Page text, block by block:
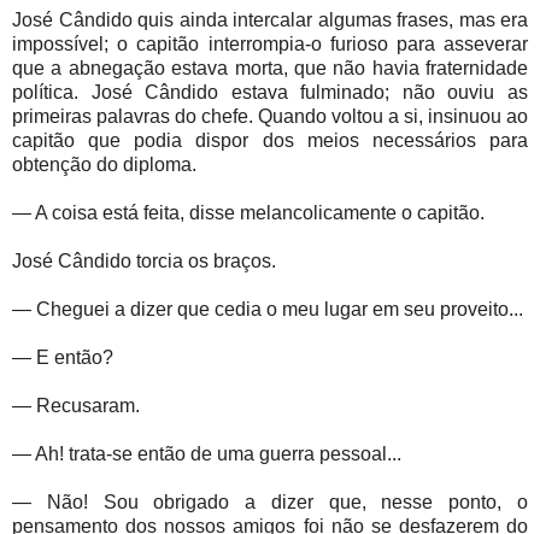
José Cândido quis ainda intercalar algumas frases, mas era
impossível; o capitão interrompia-o furioso para asseverar
que a abnegação estava morta, que não havia fraternidade
política. José Cândido estava fulminado; não ouviu as
primeiras palavras do chefe. Quando voltou a si, insinuou ao
capitão que podia dispor dos meios necessários para
obtenção do diploma.
— A coisa está feita, disse melancolicamente o capitão.
José Cândido torcia os braços.
— Cheguei a dizer que cedia o meu lugar em seu proveito...
— E então?
— Recusaram.
— Ah! trata-se então de uma guerra pessoal...
— Não! Sou obrigado a dizer que, nesse ponto, o
pensamento dos nossos amigos foi não se desfazerem do